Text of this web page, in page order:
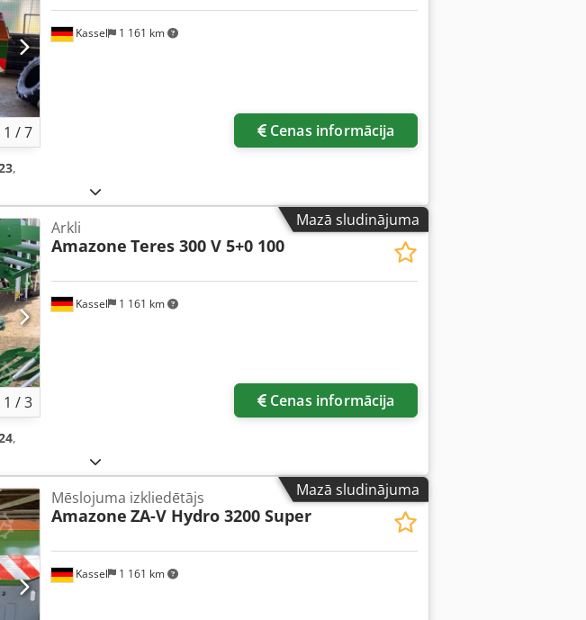
1 /7
Kassel 1 161 km
Cenas informācija
,
Mazā sludinājuma
1 /3
Kassel 1 161 km
Arkli
Amazone Teres 300 V 5+0 100
Cenas informācija
,
Mazā sludinājuma
Kassel 1 161 km
Mēslojuma izkliedētājs
Amazone ZA-V Hydro 3200 Super